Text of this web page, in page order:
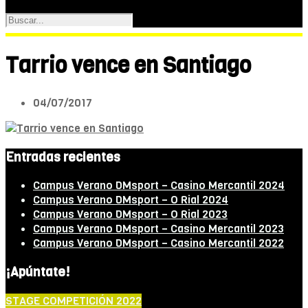
Tarrio vence en Santiago
04/07/2017
Entradas recientes
Campus Verano DMsport – Casino Mercantil 2024
Campus Verano DMsport – O Rial 2024
Campus Verano DMsport – O Rial 2023
Campus Verano DMsport – Casino Mercantil 2023
Campus Verano DMsport – Casino Mercantil 2022
¡Apúntate!
STAGE COMPETICIÓN 2022